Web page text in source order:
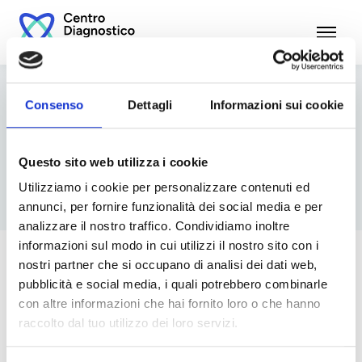
Consenso Dettagli Informazioni sui cookie
Questo sito web utilizza i cookie
Utilizziamo i cookie per personalizzare contenuti ed
annunci, per fornire funzionalità dei social media e per
analizzare il nostro traffico. Condividiamo inoltre
informazioni sul modo in cui utilizzi il nostro sito con i
nostri partner che si occupano di analisi dei dati web,
pubblicità e social media, i quali potrebbero combinarle
con altre informazioni che hai fornito loro o che hanno
raccolto dal tuo utilizzo dei loro servizi.
Open